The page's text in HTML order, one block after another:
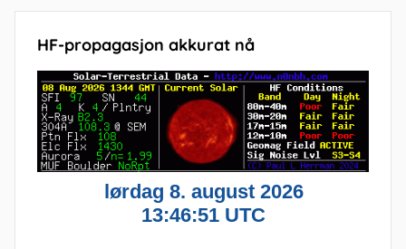
HF-propagasjon akkurat nå